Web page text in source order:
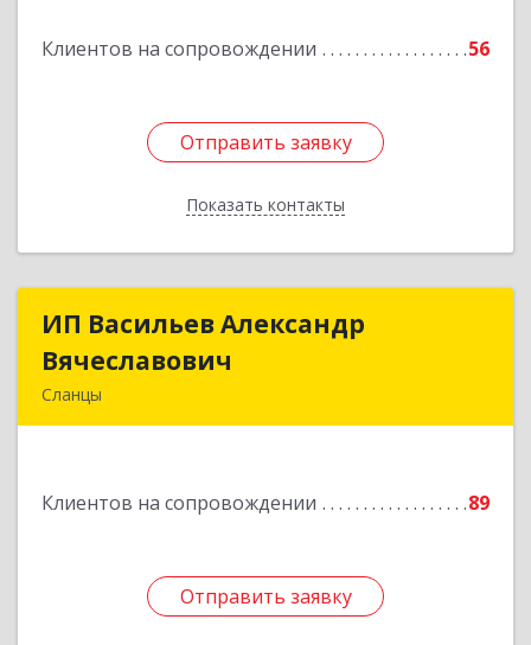
Клиентов на сопровождении 56
Отправить заявку
Показать контакты
Отправить заявку
Назад
ИП Васильев Александр
Вячеславович
Сланцы
Клиентов на сопровождении 89
Отправить заявку
ИП Васильев Александр
Подробнее
Отправить заявку